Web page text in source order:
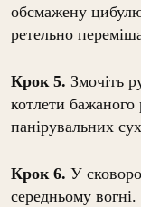
обсмажену
ретельно
Крок 5. Змочіть
котлети бажаного
панірувальних
Крок 6. У
середньому